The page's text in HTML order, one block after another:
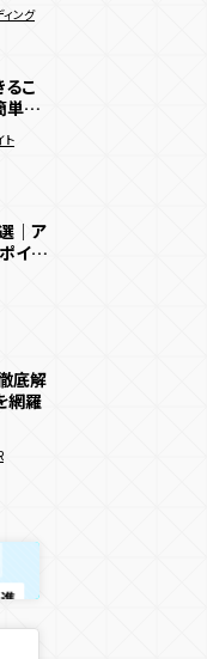
ング
こ
単に
ト
｜ア
イン
底解
網羅
イト
ング
ョン
トを
｜ア
イン
ング
ン
トを
ト
ン
施
ー